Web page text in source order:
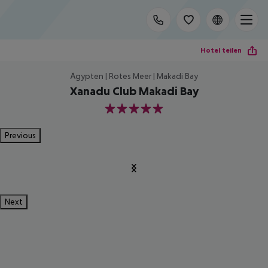
Hotel teilen
Ägypten | Rotes Meer | Makadi Bay
Xanadu Club Makadi Bay
5
Previous
Next